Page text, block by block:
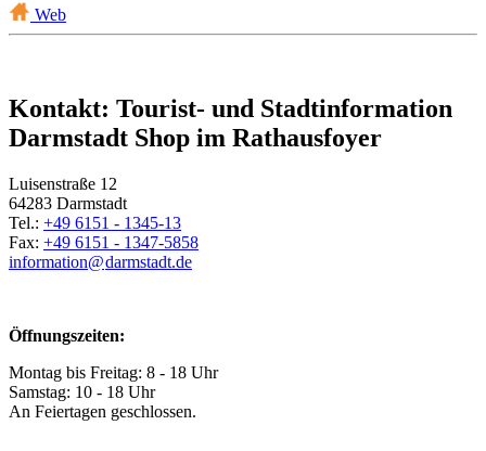
Web
Kontakt: Tourist- und Stadtinformation
Darmstadt Shop im Rathausfoyer
Luisenstraße 12
64283 Darmstadt
Tel.: +49 6151 - 1345-13
Fax: +49 6151 - 1347-5858
information@darmstadt.de
Öffnungszeiten:
Montag bis Freitag: 8 - 18 Uhr
Samstag: 10 - 18 Uhr
An Feiertagen geschlossen.